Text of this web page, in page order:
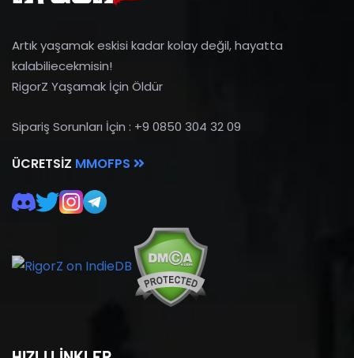
Artık yaşamak eskisi kadar kolay değil, hayatta
kalabiliecekmisin!
RigorZ Yaşamak İçin Öldür
Sipariş Sorunları İçin : +9 0850 304 32 09
ÜCRETSIZ MMOFPS